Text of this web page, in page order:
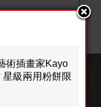
術插畫家Kayo
級兩用粉餅限